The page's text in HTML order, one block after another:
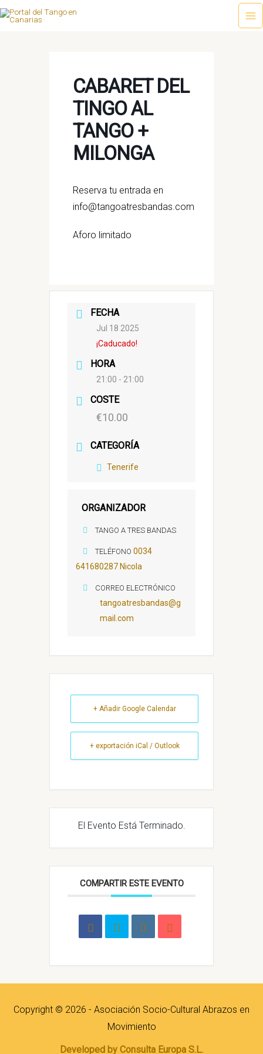
Ir
CABARET DEL
TINGO AL
TANGO +
MILONGA
Reserva tu entrada en
info@tangoatresbandas.com
Aforo limitado
FECHA
Jul 18 2025
¡Caducado!
HORA
21:00 - 21:00
COSTE
€10.00
CATEGORÍA
Tenerife
ORGANIZADOR
TANGO A TRES BANDAS
TELÉFONO 0034
641680287 Nicola
CORREO ELECTRÓNICO
tangoatresbandas@g
mail.com
+ Añadir Google Calendar
+ exportación iCal / Outlook
El Evento Está Terminado.
COMPARTIR ESTE EVENTO
Copyright © 2026 - Asociación Socio-Cultural Abrazos en
Movimiento
Developed by Consulta Europa S.L.